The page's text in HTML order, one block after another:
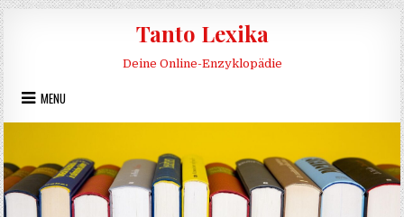
Skip to content
Tanto Lexika
Deine Online-Enzyklopädie
MENU